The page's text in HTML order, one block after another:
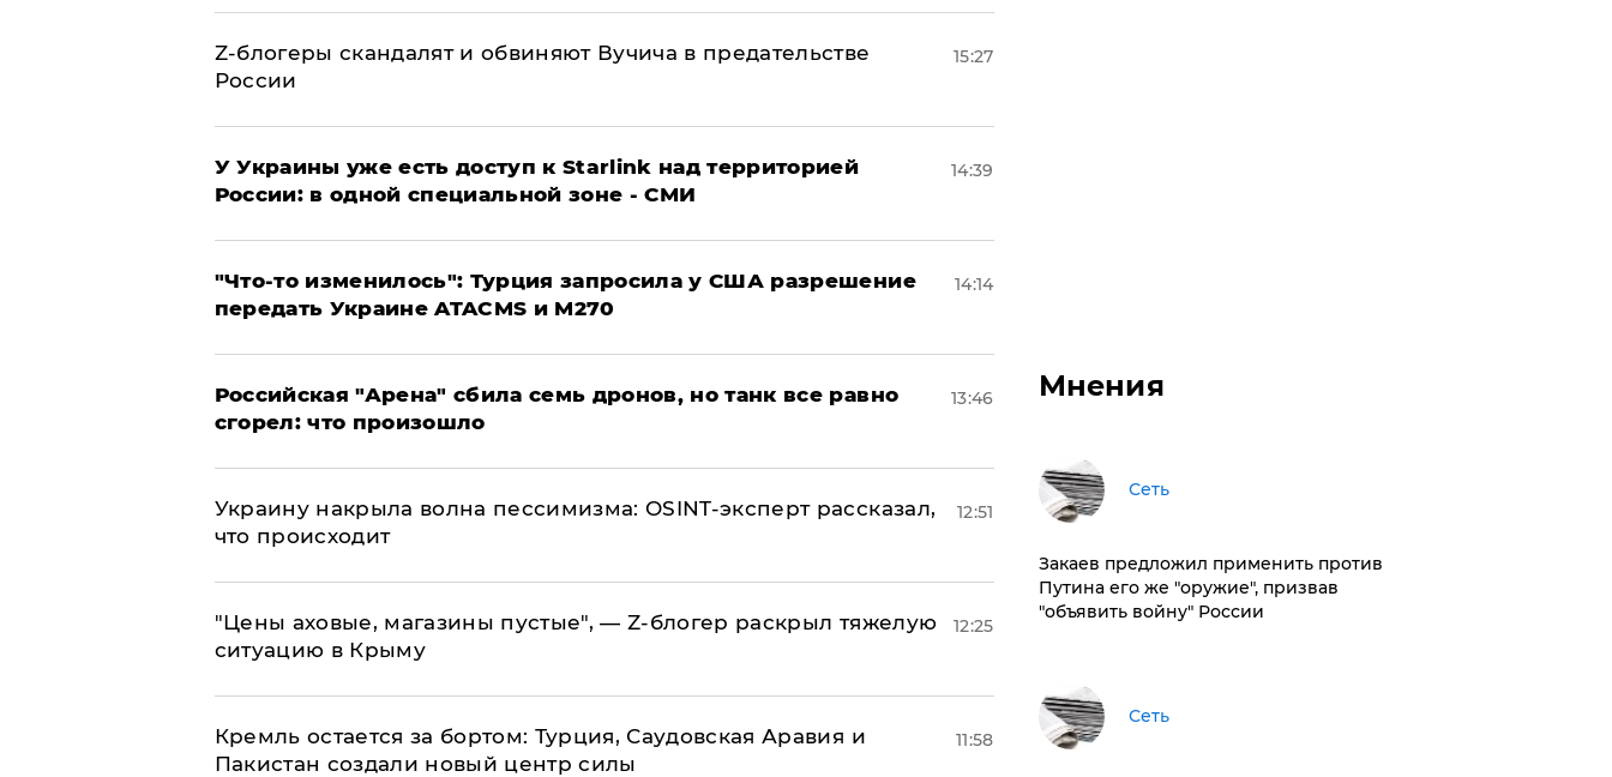
Z-блогеры скандалят и обвиняют Вучича в предательстве
России
15:27
У Украины уже есть доступ к Starlink над территорией
России: в одной специальной зоне - СМИ
14:39
​"Что-то изменилось": Турция запросила у США разрешение
передать Украине ATACMS и M270
14:14
​Российская "Арена" сбила семь дронов, но танк все равно
сгорел: что произошло
13:46
​Украину накрыла волна пессимизма: OSINT-эксперт рассказал,
что происходит
12:51
​"Цены аховые, магазины пустые", — Z-блогер раскрыл тяжелую
ситуацию в Крыму
12:25
​Кремль остается за бортом: Турция, Саудовская Аравия и
Пакистан создали новый центр силы
11:58
Мнения
Сеть
Закаев предложил применить против
Путина его же "оружие", призвав
"объявить войну" России
Сеть